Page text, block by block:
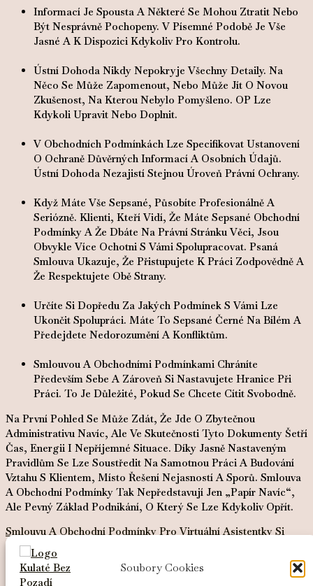
Soubory Cookies
Informací Je Spousta A Některé Se Mohou Ztratit Nebo
Být Nesprávně Pochopeny.V Písemné Podobě Je Vše
Jasné A K Dispozici Kdykoliv Pro Kontrolu.
Ústní Dohoda Nikdy Nepokryje Všechny Detaily. Na
Něco Se Může Zapomenout, Nebo Může Jít O Novou
Zkušenost, Na Kterou Nebylo Pomyšleno. OP Lze
Kdykoli Upravit Nebo Doplnit.
V Obchodních Podmínkách Lze Specifikovat Ustanovení
O Ochraně Důvěrných Informací A Osobních Údajů.
Ústní Dohoda Nezajistí Stejnou Úroveň Právní Ochrany.
Když Máte Vše Sepsané, Působíte Profesionálně A
Seriózně. Klienti, Kteří Vidí, Že Máte Sepsané Obchodní
Podmínky A Že Dbáte Na Právní Stránku Věci, Jsou
Obvykle Více Ochotni S Vámi Spolupracovat. Psaná
Smlouva Ukazuje, Že Přistupujete K Práci Zodpovědně A
Že Respektujete Obě Strany.
Určíte Si Dopředu Za Jakých Podmínek S Vámi Lze
Ukončit Spolupráci. Máte To Sepsané Černé Na Bílém A
Předejdete Nedorozumění A Konfliktům.
Smlouvou A Obchodními Podmínkami Chráníte
Především Sebe A Zároveň Si Nastavujete HranicE Při
Práci. To Je Důležité, Pokud Se Chcete Cítit Svobodně.
Na První Pohled Se Může Zdát, Že Jde O Zbytečnou
Administrativu Navíc, Ale Ve Skutečnosti Tyto Dokumenty Šetří
Čas, Energii I Nepříjemné Situace. Díky Jasně Nastaveným
Pravidlům Se Lze Soustředit Na Samotnou Práci A Budování
Vztahu S Klientem, Místo Řešení Nejasností A Sporů. Smlouva
A Obchodní Podmínky Tak Nepředstavují Jen „papír Navíc“,
Ale Pevný Základ Podnikání, O Který Se Lze Kdykoliv Opřít.
Smlouvu A Obchodní Podmínky Pro Virtuální Asistentky Si
Můžeš Stáhnout Zde.